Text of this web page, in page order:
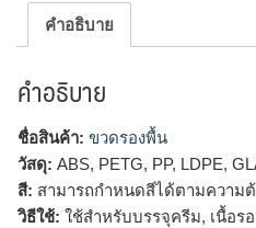
คำอธิบาย
คำอธิบาย
ชื่อสินค้า: ขวดรองพื้น
วัสดุ: ABS, PETG, PP, LDPE,
สี: สามารถกำหนดสีได้ตามความ
วิธีใช้: ใช้สำหรับบรรจุครีม, เนื้อร